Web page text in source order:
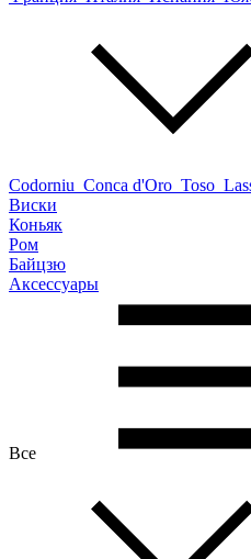
Codorniu Conca d'Oro Toso
Виски
Коньяк
Ром
Байцзю
Аксессуары
Все